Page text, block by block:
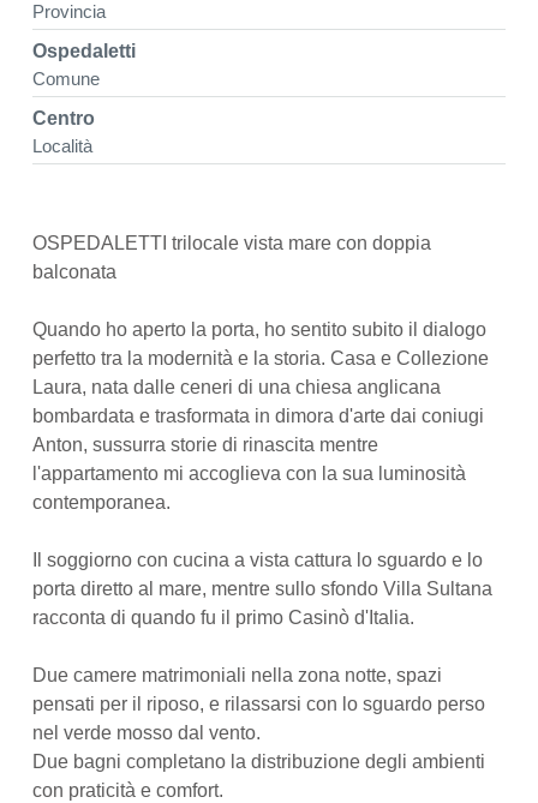
Provincia
Ospedaletti
Comune
Centro
Località
OSPEDALETTI trilocale vista mare con doppia
balconata
Quando ho aperto la porta, ho sentito subito il dialogo
perfetto tra la modernità e la storia. Casa e Collezione
Laura, nata dalle ceneri di una chiesa anglicana
bombardata e trasformata in dimora d'arte dai coniugi
Anton, sussurra storie di rinascita mentre
l'appartamento mi accoglieva con la sua luminosità
contemporanea.
Il soggiorno con cucina a vista cattura lo sguardo e lo
porta diretto al mare, mentre sullo sfondo Villa Sultana
racconta di quando fu il primo Casinò d'Italia.
Due camere matrimoniali nella zona notte, spazi
pensati per il riposo, e rilassarsi con lo sguardo perso
nel verde mosso dal vento.
Due bagni completano la distribuzione degli ambienti
con praticità e comfort.